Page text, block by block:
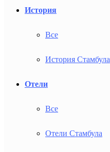
История
Все
История Стамбула
Отели
Все
Отели Стамбула